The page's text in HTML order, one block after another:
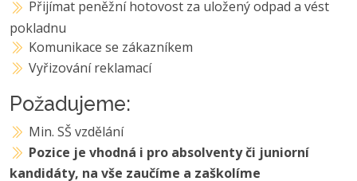
Přijímat peněžní hotovost za uložený odpad a vést
pokladnu
Komunikace se zákazníkem
Vyřizování reklamací
Požadujeme:
Min. SŠ vzdělání
Pozice je vhodná i pro absolventy či juniorní
kandidáty, na vše zaučíme a zaškolíme